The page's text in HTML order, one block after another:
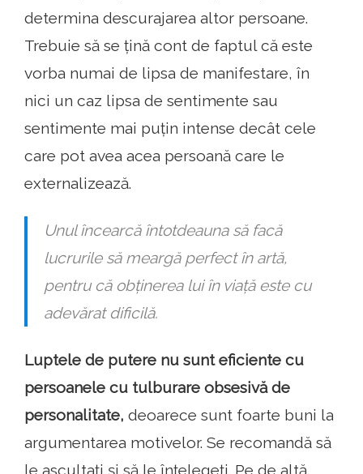
determina descurajarea altor persoane.
Trebuie să se țină cont de faptul că este
vorba numai de lipsa de manifestare, în
nici un caz lipsa de sentimente sau
sentimente mai puțin intense decât cele
care pot avea acea persoană care le
externalizează.
Unul încearcă întotdeauna să facă
lucrurile să meargă perfect în artă,
pentru că obținerea lui în viață este cu
adevărat dificilă.
Luptele de putere nu sunt eficiente cu
persoanele cu tulburare obsesivă de
personalitate, deoarece sunt foarte buni la
argumentarea motivelor. Se recomandă să
le ascultați și să le înțelegeți. Pe de altă